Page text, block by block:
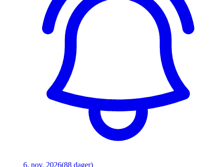
6. nov. 2026(88 dager)